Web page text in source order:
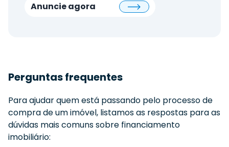
Anuncie agora
Perguntas frequentes
Para ajudar quem está passando pelo processo de
compra de um imóvel, listamos as respostas para as
dúvidas mais comuns sobre financiamento
imobiliário: